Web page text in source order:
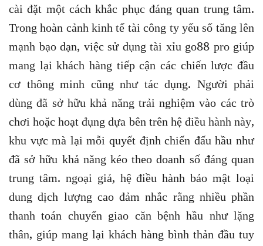
cài đặt một cách khắc phục đáng quan trung tâm.
Trong hoàn cảnh kinh tế tài công ty yếu số tăng lên
mạnh bạo dạn, việc sử dụng tài xỉu go88 pro giúp
mang lại khách hàng tiếp cận các chiến lược đầu
cơ thông minh cũng như tác dụng. Người phải
dùng đã sở hữu khả năng trải nghiệm vào các trò
chơi hoặc hoạt đụng dựa bên trên hệ điều hành này,
khu vực mà lại mỗi quyết định chiến đấu hầu như
đã sở hữu khả năng kéo theo doanh số đáng quan
trung tâm. ngoại giả, hệ điều hành bảo mật loại
dung dịch lượng cao đảm nhắc rằng nhiều phần
thanh toán chuyển giao căn bệnh hầu như lặng
thân, giúp mang lại khách hàng bình thản đầu tuy